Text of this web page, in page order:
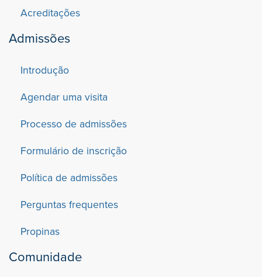
Acreditações
Admissões
Introdução
Agendar uma visita
Processo de admissões
Formulário de inscrição
Política de admissões
Perguntas frequentes
Propinas
Comunidade